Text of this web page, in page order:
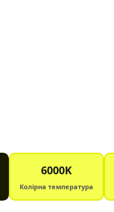
6000K
Колірна температура